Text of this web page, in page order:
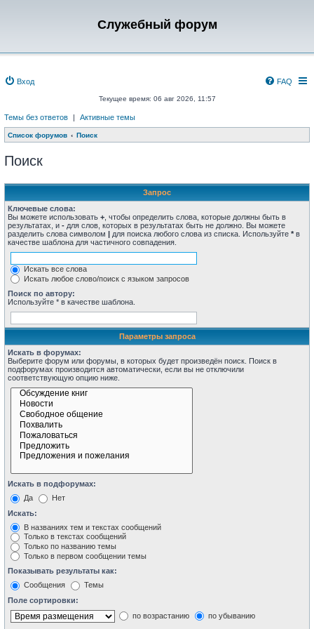
Служебный форум
Вход FAQ
Текущее время: 06 авг 2026, 11:57
Темы без ответов | Активные темы
Список форумов Поиск
Поиск
Запрос
Ключевые слова:
Вы можете использовать + , чтобы определить слова, которые должны быть в
результатах, и - для слов, которых в результатах быть не должно. Вы можете
разделить слова символом | для поиска любого слова из списка. Используйте * в
качестве шаблона для частичного совпадения.
Искать все слова
Искать любое слово/поиск с языком запросов
Поиск по автору:
Используйте * в качестве шаблона.
Параметры запроса
Искать в форумах:
Выберите форум или форумы, в которых будет произведён поиск. Поиск в
подфорумах производится автоматически, если вы не отключили
соответствующую опцию ниже.
Искать в подфорумах:
Да
Нет
Искать:
В названиях тем и текстах сообщений
Только в текстах сообщений
Только по названию темы
Только в первом сообщении темы
Показывать результаты как:
Сообщения
Темы
Поле сортировки:
по возрастанию
по убыванию